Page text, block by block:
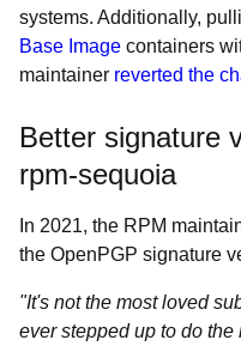
systems. Additionally,
Base Image containers
maintainer reverted the
Better signature
rpm-sequoia
In 2021, the RPM
the OpenPGP signature
"It's not the most loved
ever stepped up to do